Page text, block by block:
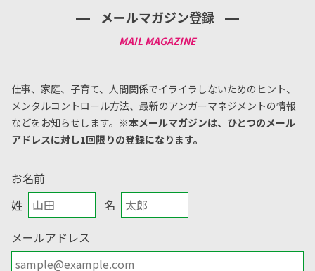
メールマガジン登録
仕事、家庭、子育て、人間関係でイライラしないためのヒント、
メンタルコントロール方法、 最新のアンガーマネジメントの情報
などをお知らせします。 ※本メールマガジンは、ひとつのメール
アドレスに対し1回限りの登録になります。
お名前
姓
名
メールアドレス